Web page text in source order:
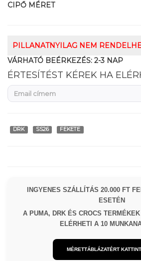
CIPŐ MÉRET
PILLANATNYILAG NEM
VÁRHATÓ BEÉRKEZÉS: 2-3 NAP
ÉRTESÍTÉST KÉREK HA
DRK SS26 FEKETE
INGYENES SZÁLLÍTÁS 20.000 FT
ESETÉN
A PUMA, DRK ÉS CROCS
ELÉRHETI A 10
MÉRETTÁBLÁZATÉRT